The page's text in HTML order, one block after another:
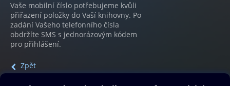
Vaše mobilní číslo potřebujeme kvůli
přiřazení položky do Vaší knihovny. Po
zadání Vašeho telefonního čísla
obdržíte SMS s jednorázovým kódem
pro přihlášení.
Zpět